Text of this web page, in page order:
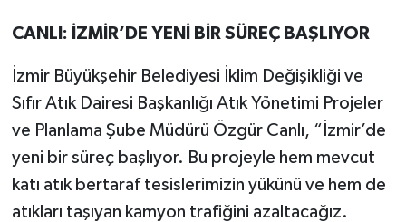
CANLI: İZMİR’DE YENİ BİR SÜREÇ BAŞLIYOR
İzmir Büyükşehir Belediyesi İklim Değişikliği ve
Sıfır Atık Dairesi Başkanlığı Atık Yönetimi Projeler
ve Planlama Şube Müdürü Özgür Canlı, “İzmir’de
yeni bir süreç başlıyor. Bu projeyle hem mevcut
katı atık bertaraf tesislerimizin yükünü ve hem de
atıkları taşıyan kamyon trafiğini azaltacağız.